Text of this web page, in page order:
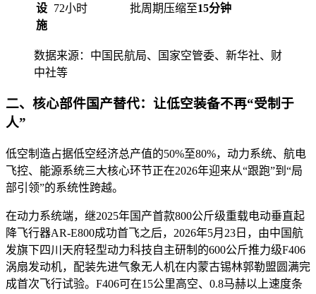
设
施
72小时
批周期压缩至15分钟
数据来源：中国民航局、国家空管委、新华社、财
中社等
二、核心部件国产替代：让低空装备不再“受制于
人”
低空制造占据低空经济总产值的50%至80%，动力系统、航电
飞控、能源系统三大核心环节正在2026年迎来从“跟跑”到“局
部引领”的系统性跨越。
在动力系统端，继2025年国产首款800公斤级重载电动垂直起
降飞行器AR-E800成功首飞之后，2026年5月23日，由中国航
发旗下四川天府轻型动力科技自主研制的600公斤推力级F406
涡扇发动机，配装先进气象无人机在内蒙古锡林郭勒盟圆满完
成首次飞行试验。F406可在15公里高空、0.8马赫以上速度条